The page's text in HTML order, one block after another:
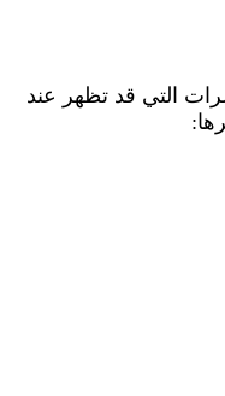
التي قد تظهر عند